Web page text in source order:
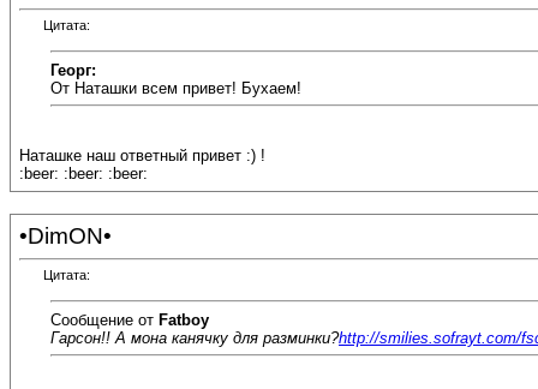
Цитата:
Георг:
От Наташки всем привет! Бухаем!
Наташке наш ответный привет :) !
:beer: :beer: :beer:
•DimON•
Цитата:
Сообщение от Fatboy
Гарсон!! А мона канячку для разминки?http://smilies.sofrayt.com/